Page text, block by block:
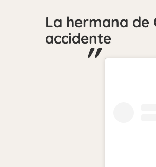
La hermana de
accidente